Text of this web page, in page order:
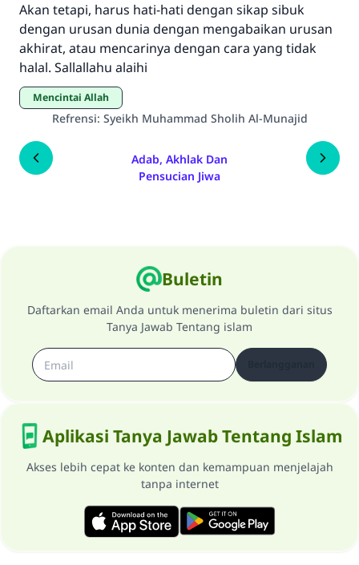
Akan tetapi, harus hati-hati dengan sikap sibuk
dengan urusan dunia dengan mengabaikan urusan
akhirat, atau mencarinya dengan cara yang tidak
halal. Sallallahu alaihi
Mencintai Allah
Refrensi: Syeikh Muhammad Sholih Al-Munajid
Adab, Akhlak Dan
Pensucian Jiwa
Buletin
Daftarkan email Anda untuk menerima buletin dari situs
Tanya Jawab Tentang islam
Aplikasi Tanya Jawab Tentang Islam
Akses lebih cepat ke konten dan kemampuan menjelajah
tanpa internet